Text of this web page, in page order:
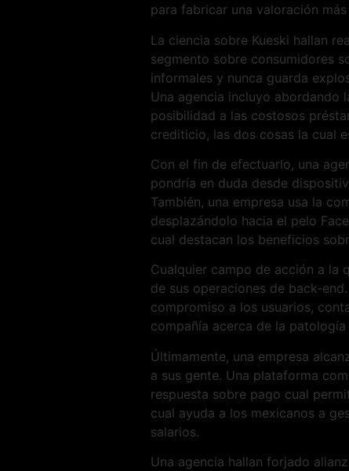
para fabricar una valoración
La ciencia sobre Kueski hallan
segmento sobre consumidores
informales y nunca guarda
Una agencia incluyo abordando
posibilidad a las costosos
crediticio, las dos cosas la cual
Con el fin de efectuarlo, una
pondrí­a en duda desde
También, una empresa usa la
desplazándolo hacia el pelo
cual destacan los beneficios
Cualquier campo de acción a la
de sus operaciones de back-
compromiso a los usuarios,
compañía acerca de la
Últimamente, una empresa
a sus gente. Una plataforma
respuesta sobre pago cual
cual ayuda a los mexicanos a
salarios.
Una agencia hallan forjado